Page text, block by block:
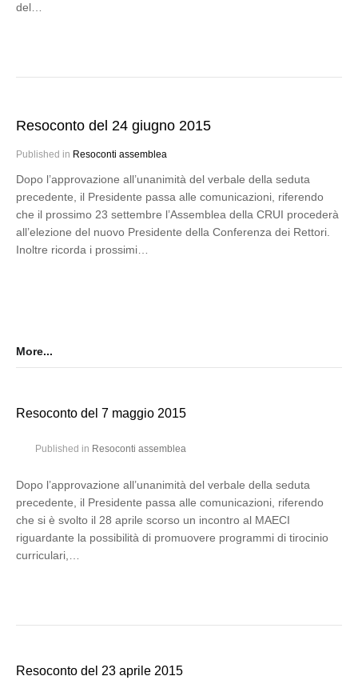
del…
Resoconto del 24 giugno 2015
Published in Resoconti assemblea
Dopo l’approvazione all’unanimità del verbale della seduta
precedente, il Presidente passa alle comunicazioni, riferendo
che il prossimo 23 settembre l’Assemblea della CRUI procederà
all’elezione del nuovo Presidente della Conferenza dei Rettori.
Inoltre ricorda i prossimi…
More...
Resoconto del 7 maggio 2015
Published in Resoconti assemblea
Dopo l’approvazione all’unanimità del verbale della seduta
precedente, il Presidente passa alle comunicazioni, riferendo
che si è svolto il 28 aprile scorso un incontro al MAECI
riguardante la possibilità di promuovere programmi di tirocinio
curriculari,…
Resoconto del 23 aprile 2015